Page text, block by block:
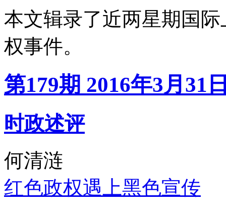
本文辑录了近两星期国
权事件。
第179期 2016年3月31
时政述评
何清涟
红色政权遇上黑色宣传